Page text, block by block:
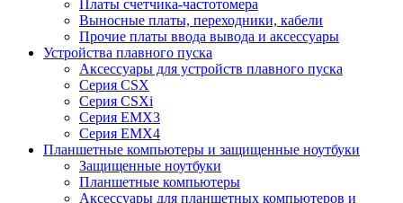
Платы счетчика-частотомера
Выносные платы, переходники, кабели
Прочие платы ввода вывода и аксессуары
Устройства плавного пуска
Аксессуары для устройств плавного пуска
Серия CSX
Серия CSXi
Серия EMX3
Серия EMX4
Планшетные компьютеры и защищенные ноутбуки
Защищенные ноутбуки
Планшетные компьютеры
Аксессуары для планшетных компьютеров и